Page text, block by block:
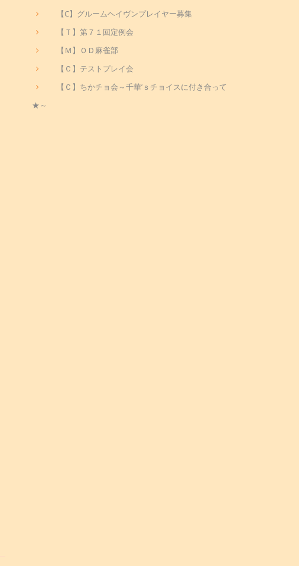
【C】グルームヘイヴンプレイヤー募集
【Ｔ】第７１回定例会
【Ｍ】ＯＤ麻雀部
【Ｃ】テストプレイ会
【Ｃ】ちかチョ会～千華’ｓチョイスに付き合って
★～